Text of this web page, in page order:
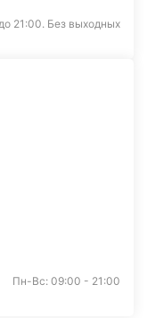
21:00. Без выходных
Пн-Вс: 09:00 - 21:00